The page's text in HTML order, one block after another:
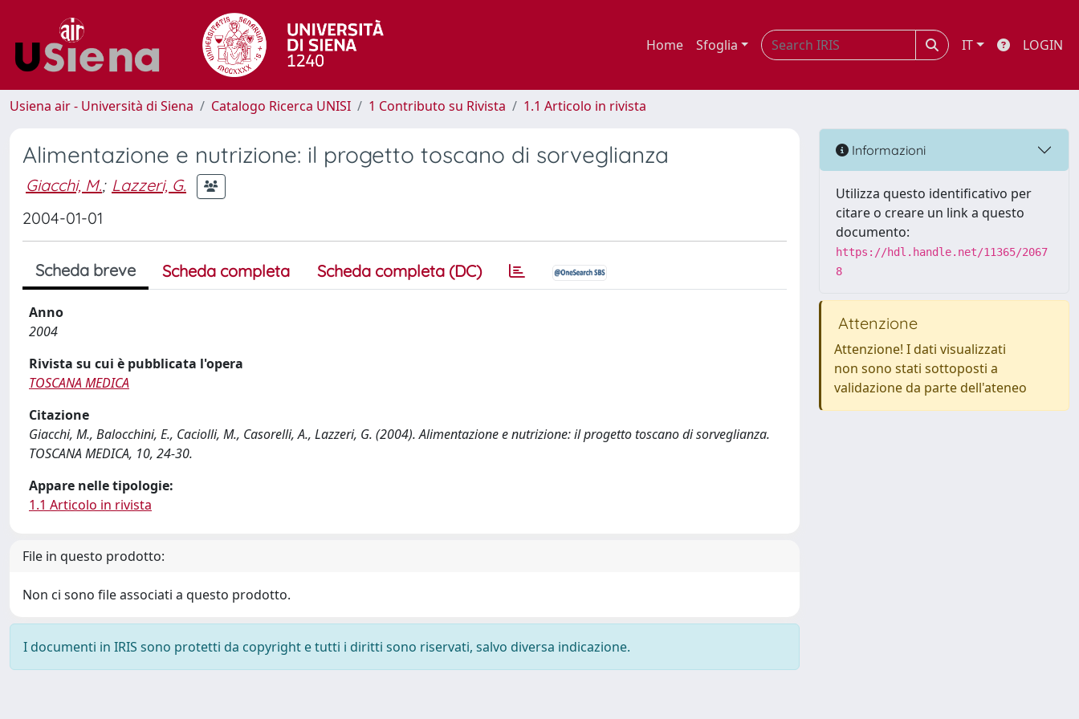
Home Sfoglia IT LOGIN
Usiena air - Università di Siena Catalogo Ricerca UNISI 1 Contributo su Rivista 1.1 Articolo in rivista
Alimentazione e nutrizione: il progetto toscano di sorveglianza
Giacchi, M.; Lazzeri, G.
2004-01-01
Scheda breve Scheda completa Scheda completa (DC)
Anno
2004
Rivista su cui è pubblicata l'opera
TOSCANA MEDICA
Citazione
Giacchi, M., Balocchini, E., Caciolli, M., Casorelli, A., Lazzeri, G. (2004). Alimentazione e nutrizione: il progetto toscano di sorveglianza.
TOSCANA MEDICA, 10, 24-30.
Appare nelle tipologie:
1.1 Articolo in rivista
File in questo prodotto:
Non ci sono file associati a questo prodotto.
I documenti in IRIS sono protetti da copyright e tutti i diritti sono riservati, salvo diversa indicazione.
Informazioni
Utilizza questo identificativo per
citare o creare un link a questo
documento:
https://hdl.handle.net/11365/2067
8
Attenzione
Attenzione! I dati visualizzati
non sono stati sottoposti a
validazione da parte dell'ateneo